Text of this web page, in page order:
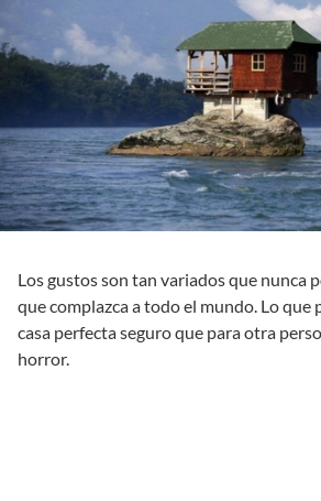
Los gustos son tan variados que nunca
que complazca a todo el mundo. Lo que
casa perfecta seguro que para otra
horror.